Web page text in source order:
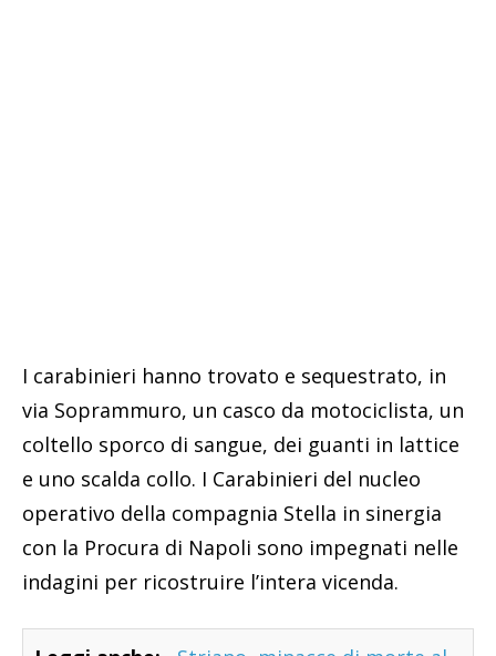
I carabinieri hanno trovato e sequestrato, in
via Soprammuro, un casco da motociclista, un
coltello sporco di sangue, dei guanti in lattice
e uno scalda collo. I Carabinieri del nucleo
operativo della compagnia Stella in sinergia
con la Procura di Napoli sono impegnati nelle
indagini per ricostruire l’intera vicenda.